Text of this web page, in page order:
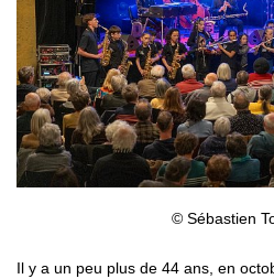
© Sébastien
Il y a un peu plus de 44 ans, en